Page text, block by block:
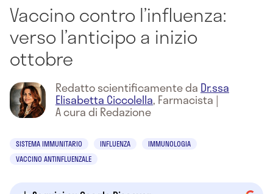
Vaccino contro l’influenza:
verso l’anticipo a inizio
ottobre
Redatto scientificamente da Dr.ssa
Elisabetta Ciccolella, Farmacista |
A cura di Redazione
SISTEMA IMMUNITARIO INFLUENZA
IMMUNOLOGIA
VACCINO ANTINFLUENZALE